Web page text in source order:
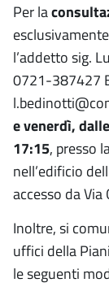
Per la
l’addetto sig.
0721-387427
e venerdì,
17:15, presso
nell’edificio
accesso da
Inoltre, si
uffici della
le seguenti